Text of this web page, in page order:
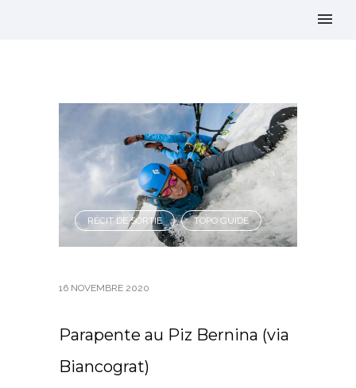
RÉCIT DE SORTIE
,
TOPO GUIDE
16 NOVEMBRE 2020
Parapente au Piz Bernina (via
Biancograt)